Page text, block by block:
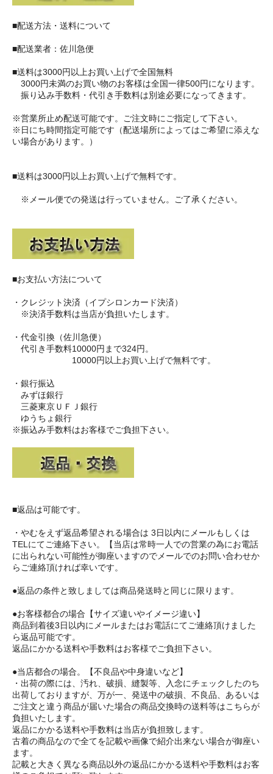
■配送方法・送料について
■配送業者：佐川急便
■送料は3000円以上お買い上げで全国無料
3000円未満のお買い物のお客様は全国一律500円になります。
振り込み手数料・代引き手数料は別途必要になってきます。
※営業所止め配送可能です。ご注文時にご指定して下さい。
※日にち時間指定可能です（配送場所によってはご希望に添えな
い場合があります。）
■送料は3000円以上お買い上げで無料です。
※メール便での発送は行っていません。ご了承ください。
■お支払い方法について
・クレジット決済（イプシロンカード決済）
※決済手数料は当店が負担いたします。
・代金引換（佐川急便）
代引き手数料10000円まで324円。
10000円以上お買い上げで無料です。
・銀行振込
みずほ銀行
三菱東京ＵＦＪ銀行
ゆうちょ銀行
※振込み手数料はお客様でご負担下さい。
■返品は可能です。
・やむをえず返品希望される場合は 3日以内にメールもしくは
TELにてご連絡下さい。【当店は常時一人での営業の為にお電話
に出られない可能性が御座いますのでメールでのお問い合わせか
らご連絡頂ければ幸いです。
●返品の条件と致しましては商品発送時と同じに限ります。
●お客様都合の場合【サイズ違いやイメージ違い】
商品到着後3日以内にメールまたはお電話にてご連絡頂けました
ら返品可能です。
返品にかかる送料や手数料はお客様でご負担下さい。
●当店都合の場合。【不良品や中身違いなど】
・出荷の際には、汚れ、破損、縫製等、入念にチェックしたのち
出荷しておりますが、万が一、発送中の破損、不良品、あるいは
ご注文と違う商品が届いた場合の商品交換時の送料等はこちらが
負担いたします。
返品にかかる送料や手数料は当店が負担致します。
古着の商品なので全てを記載や画像で紹介出来ない場合が御座い
ます。
記載と大きく異なる商品以外の返品にかかる送料や手数料はお客